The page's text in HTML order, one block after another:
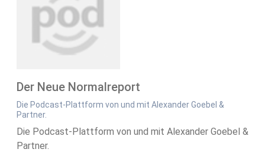
Der Neue Normalreport
Die Podcast-Plattform von und mit Alexander Goebel &
Partner.
Die Podcast-Plattform von und mit Alexander Goebel &
Partner.